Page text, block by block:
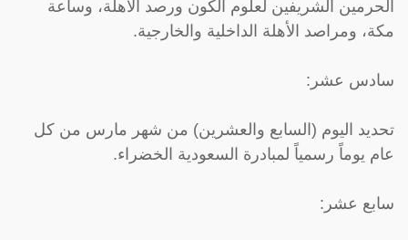
الحرمين الشريفين لعلوم الكون ورصد الأهلة، وساعة
مكة، ومراصد الأهلة الداخلية والخارجية.
سادس عشر:
تحديد اليوم (السابع والعشرين) من شهر مارس من كل
عام يوماً رسمياً لمبادرة السعودية الخضراء.
سابع عشر: